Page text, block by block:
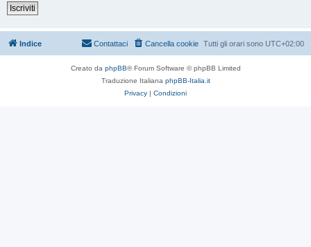
Iscriviti
Indice Tutti gli orari sono UTC+02:00
Cancella cookie
Contattaci
Creato da phpBB® Forum Software © phpBB Limited
Traduzione Italiana phpBB-Italia.it
Privacy | Condizioni